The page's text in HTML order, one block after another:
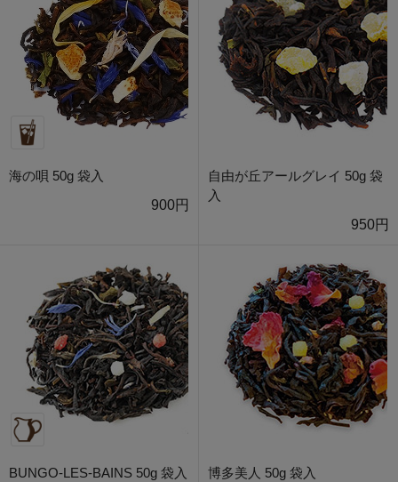
海の唄 50g 袋入
900円
自由が丘アールグレイ 50g 袋
入
950円
BUNGO-LES-BAINS 50g 袋入
博多美人 50g 袋入